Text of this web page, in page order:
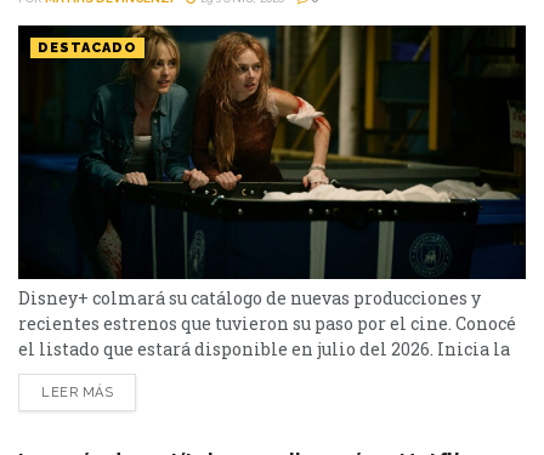
DESTACADO
Disney+ colmará su catálogo de nuevas producciones y
recientes estrenos que tuvieron su paso por el cine. Conocé
el listado que estará disponible en julio del 2026. Inicia la
segunda mitad del año, y Disney+ prepara varios títulos
destacados para su plataforma. Llegará la segunda
LEER MÁS